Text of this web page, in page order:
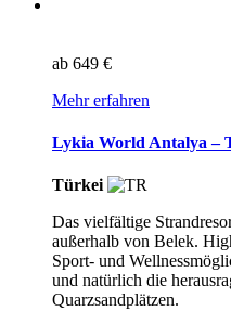
ab 649 €
Mehr erfahren
Lykia World Antalya –
Türkei
Das vielfältige
außerhalb von Belek.
Sport- und
und natürlich die
Quarzsandplätzen.